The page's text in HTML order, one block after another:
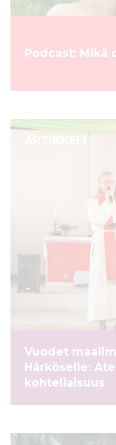
Podcast: Mikä
Vuodet
Härköselle:
kohteliaisuus